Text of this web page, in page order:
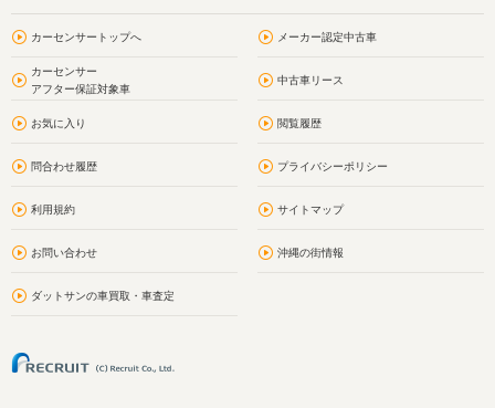
カーセンサートップへ メーカー認定中古車
カーセンサー
アフター保証対象車
中古車リース
お気に入り 閲覧履歴
問合わせ履歴 プライバシーポリシー
利用規約 サイトマップ
お問い合わせ 沖縄の街情報
ダットサンの車買取・車査定